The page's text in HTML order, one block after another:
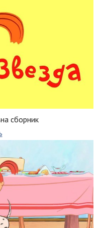
сборник